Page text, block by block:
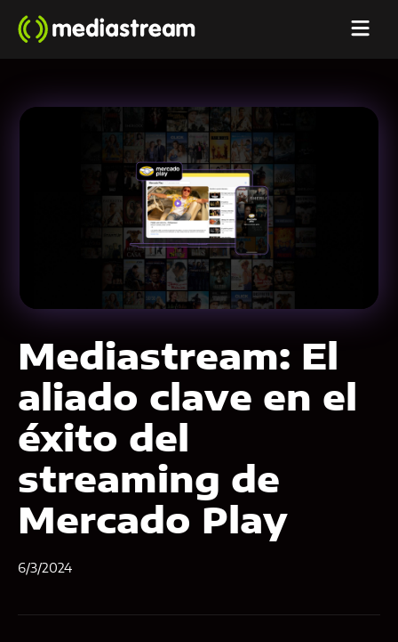
Mediastream: El
aliado clave en el
éxito del
streaming de
Mercado Play
6/3/2024